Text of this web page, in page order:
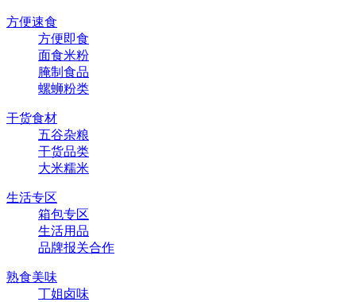
方便速食
方便即食
面食米粉
腌制食品
螺蛳粉类
干货食材
五谷杂粮
干货品类
大米糯米
生活专区
箱包专区
生活用品
品牌报关合作
熟食美味
丁姐卤味